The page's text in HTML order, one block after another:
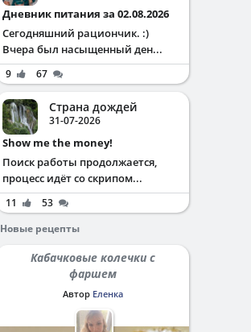
Дневник питания за 02.08.2026
Сегодняшний рациончик. :)
Вчера был насыщенный ден...
9 67
Страна дождей
31-07-2026
Show me the money!
Поиск работы продолжается,
процесс идёт со скрипом...
11
53
Новые рецепты
Кабачковые колечки с
фаршем
Автор Еленка